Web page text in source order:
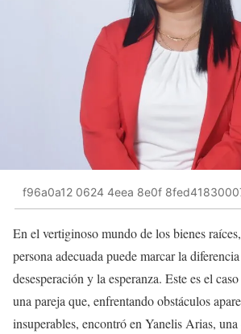
f96a0a12 0624 4eea 8e0f
En el vertiginoso mundo de los bienes
persona adecuada puede marcar la
desesperación y la esperanza. Este es el
una pareja que, enfrentando obstáculos
insuperables, encontró en Yanelis Arias, una